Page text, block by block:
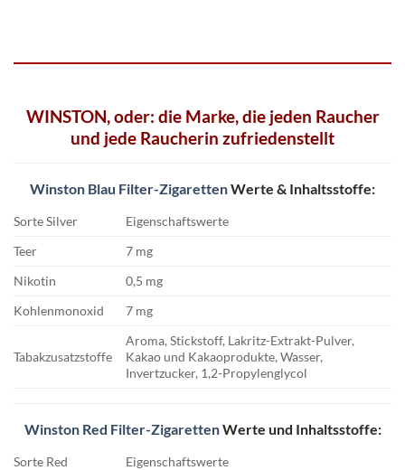
WINSTON, oder: die Marke, die jeden Raucher
und jede Raucherin zufriedenstellt
Winston Blau Filter-ZigarettenWerte & Inhaltsstoffe:
Sorte Silver
Eigenschaftswerte
Teer
7 mg
Nikotin
0,5 mg
Kohlenmonoxid
7 mg
Tabakzusatzstoffe
Aroma, Stickstoff, Lakritz-Extrakt-Pulver,
Kakao und Kakaoprodukte, Wasser,
Invertzucker, 1,2-Propylenglycol
Winston Red Filter-ZigarettenWerte und Inhaltsstoffe:
Sorte Red
Eigenschaftswerte